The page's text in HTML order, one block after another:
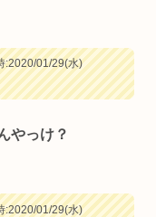
:2020/01/29(水)
やっけ？
:2020/01/29(水)